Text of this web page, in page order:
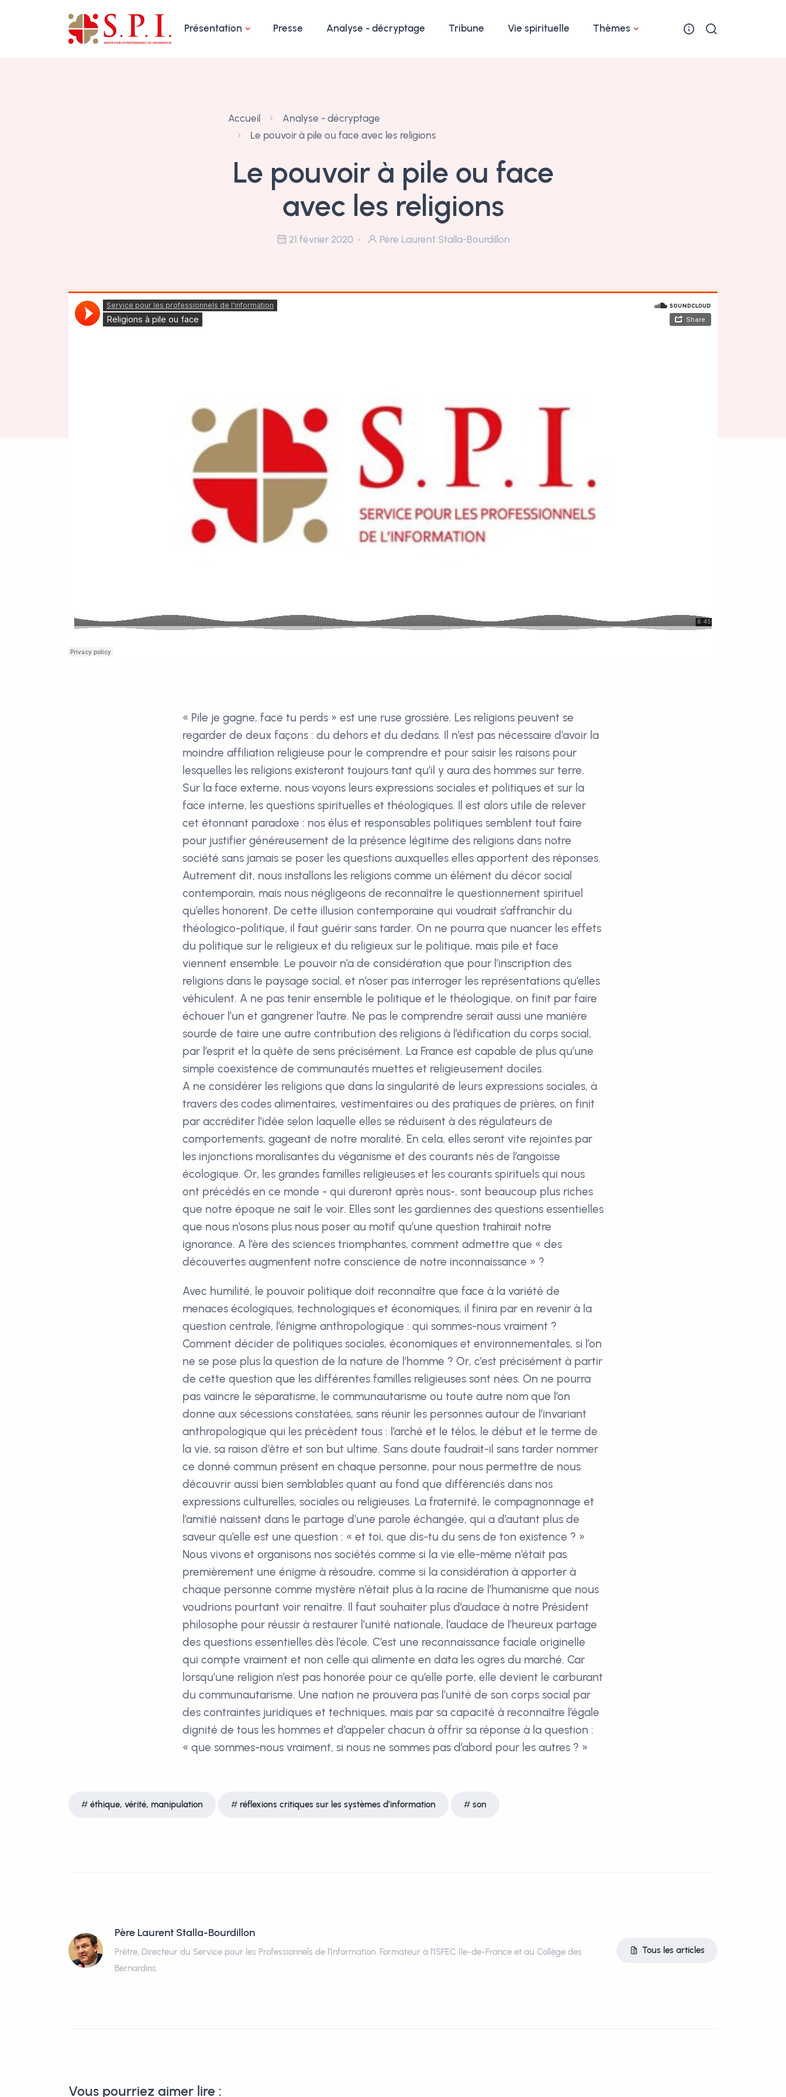
Présentation
Presse Analyse - décryptage Tribune Vie spirituelle Thèmes
Accueil
Analyse - décryptage
Le pouvoir à pile ou face avec les religions
Le pouvoir à pile ou face
avec les religions
21 février 2020 Père Laurent Stalla-Bourdillon
« Pile je gagne, face tu perds » est une ruse grossière. Les religions peuvent se
regarder de deux façons : du dehors et du dedans. Il n’est pas nécessaire d’avoir la
moindre affiliation religieuse pour le comprendre et pour saisir les raisons pour
lesquelles les religions existeront toujours tant qu’il y aura des hommes sur terre.
Sur la face externe, nous voyons leurs expressions sociales et politiques et sur la
face interne, les questions spirituelles et théologiques. Il est alors utile de relever
cet étonnant paradoxe : nos élus et responsables politiques semblent tout faire
pour justifier généreusement de la présence légitime des religions dans notre
société sans jamais se poser les questions auxquelles elles apportent des réponses.
Autrement dit, nous installons les religions comme un élément du décor social
contemporain, mais nous négligeons de reconnaître le questionnement spirituel
qu’elles honorent. De cette illusion contemporaine qui voudrait s’affranchir du
théologico-politique, il faut guérir sans tarder. On ne pourra que nuancer les effets
du politique sur le religieux et du religieux sur le politique, mais pile et face
viennent ensemble. Le pouvoir n’a de considération que pour l’inscription des
religions dans le paysage social, et n’oser pas interroger les représentations qu’elles
véhiculent. A ne pas tenir ensemble le politique et le théologique, on finit par faire
échouer l’un et gangrener l’autre. Ne pas le comprendre serait aussi une manière
sourde de taire une autre contribution des religions à l’édification du corps social,
par l’esprit et la quête de sens précisément. La France est capable de plus qu’une
simple coexistence de communautés muettes et religieusement dociles.
A ne considérer les religions que dans la singularité de leurs expressions sociales, à
travers des codes alimentaires, vestimentaires ou des pratiques de prières, on finit
par accréditer l’idée selon laquelle elles se réduisent à des régulateurs de
comportements, gageant de notre moralité. En cela, elles seront vite rejointes par
les injonctions moralisantes du véganisme et des courants nés de l’angoisse
écologique. Or, les grandes familles religieuses et les courants spirituels qui nous
ont précédés en ce monde - qui dureront après nous-, sont beaucoup plus riches
que notre époque ne sait le voir. Elles sont les gardiennes des questions essentielles
que nous n’osons plus nous poser au motif qu’une question trahirait notre
ignorance. A l’ère des sciences triomphantes, comment admettre que « des
découvertes augmentent notre conscience de notre inconnaissance » ?
Avec humilité, le pouvoir politique doit reconnaître que face à la variété de
menaces écologiques, technologiques et économiques, il finira par en revenir à la
question centrale, l’énigme anthropologique : qui sommes-nous vraiment ?
Comment décider de politiques sociales, économiques et environnementales, si l’on
ne se pose plus la question de la nature de l’homme ? Or, c’est précisément à partir
de cette question que les différentes familles religieuses sont nées. On ne pourra
pas vaincre le séparatisme, le communautarisme ou toute autre nom que l’on
donne aux sécessions constatées, sans réunir les personnes autour de l’invariant
anthropologique qui les précèdent tous : l’arché et le télos, le début et le terme de
la vie, sa raison d’être et son but ultime. Sans doute faudrait-il sans tarder nommer
ce donné commun présent en chaque personne, pour nous permettre de nous
découvrir aussi bien semblables quant au fond que différenciés dans nos
expressions culturelles, sociales ou religieuses. La fraternité, le compagnonnage et
l’amitié naissent dans le partage d’une parole échangée, qui a d’autant plus de
saveur qu’elle est une question : « et toi, que dis-tu du sens de ton existence ? »
Nous vivons et organisons nos sociétés comme si la vie elle-même n’était pas
premièrement une énigme à résoudre, comme si la considération à apporter à
chaque personne comme mystère n’était plus à la racine de l’humanisme que nous
voudrions pourtant voir renaître. Il faut souhaiter plus d’audace à notre Président
philosophe pour réussir à restaurer l’unité nationale, l’audace de l’heureux partage
des questions essentielles dès l’école. C’est une reconnaissance faciale originelle
qui compte vraiment et non celle qui alimente en data les ogres du marché. Car
lorsqu’une religion n’est pas honorée pour ce qu’elle porte, elle devient le carburant
du communautarisme. Une nation ne prouvera pas l’unité de son corps social par
des contraintes juridiques et techniques, mais par sa capacité à reconnaître l’égale
dignité de tous les hommes et d’appeler chacun à offrir sa réponse à la question :
« que sommes-nous vraiment, si nous ne sommes pas d’abord pour les autres ? »
éthique, vérité, manipulation réflexions critiques sur les systèmes d’information son
Père Laurent Stalla-Bourdillon
Prêtre, Directeur du Service pour les Professionnels de l’Information. Formateur à l’ISFEC Ile-de-France et au Collège des
Bernardins.
Tous les articles
Vous pourriez aimer lire :